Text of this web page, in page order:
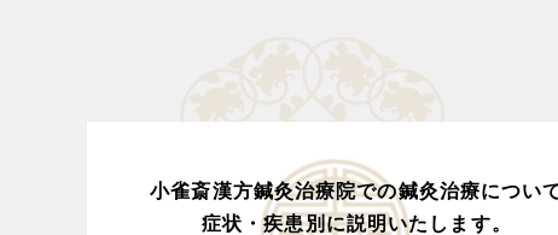
小雀斎漢方鍼灸治療院での鍼灸治療につい
症状・疾患別に説明いたします。